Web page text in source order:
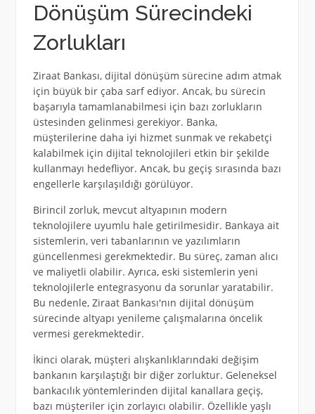
Dönüşüm Sürecindeki
Zorlukları
Ziraat Bankası, dijital dönüşüm sürecine adım atmak
için büyük bir çaba sarf ediyor. Ancak, bu sürecin
başarıyla tamamlanabilmesi için bazı zorlukların
üstesinden gelinmesi gerekiyor. Banka,
müşterilerine daha iyi hizmet sunmak ve rekabetçi
kalabilmek için dijital teknolojileri etkin bir şekilde
kullanmayı hedefliyor. Ancak, bu geçiş sırasında bazı
engellerle karşılaşıldığı görülüyor.
Birincil zorluk, mevcut altyapının modern
teknolojilere uyumlu hale getirilmesidir. Bankaya ait
sistemlerin, veri tabanlarının ve yazılımların
güncellenmesi gerekmektedir. Bu süreç, zaman alıcı
ve maliyetli olabilir. Ayrıca, eski sistemlerin yeni
teknolojilerle entegrasyonu da sorunlar yaratabilir.
Bu nedenle, Ziraat Bankası'nın dijital dönüşüm
sürecinde altyapı yenileme çalışmalarına öncelik
vermesi gerekmektedir.
İkinci olarak, müşteri alışkanlıklarındaki değişim
bankanın karşılaştığı bir diğer zorluktur. Geleneksel
bankacılık yöntemlerinden dijital kanallara geçiş,
bazı müşteriler için zorlayıcı olabilir. Özellikle yaşlı